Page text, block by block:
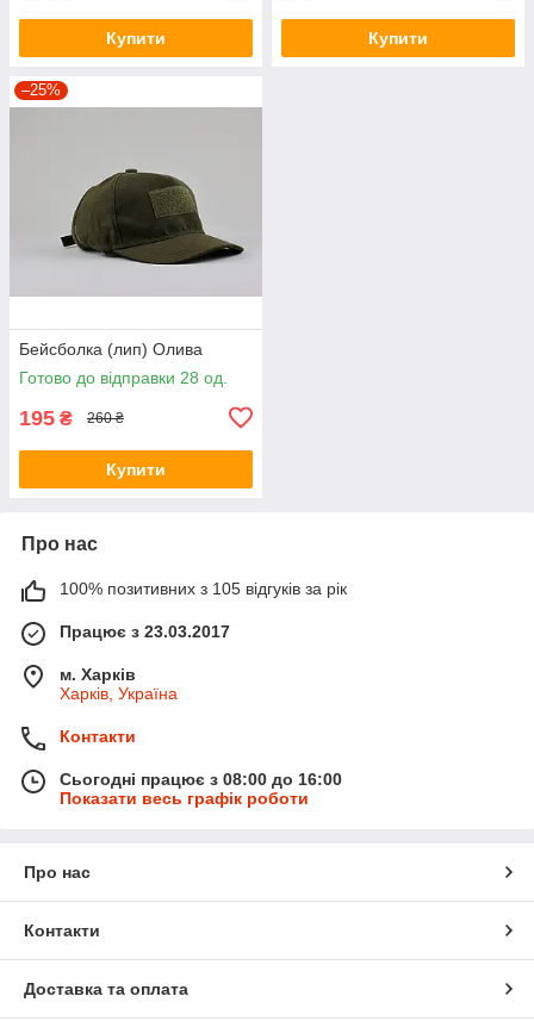
Купити Купити
–25%
Бейсболка (лип) Олива
Готово до відправки 28 од.
195 ₴ 260 ₴
Купити
Про нас
100% позитивних з 105 відгуків за рік
Працює з 23.03.2017
м. Харків
Харків, Україна
Контакти
Сьогодні працює з 08:00 до 16:00
Показати весь графік роботи
Про нас
Контакти
Доставка та оплата